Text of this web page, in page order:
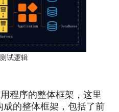
试逻辑
程序的整体框架，这里
的整体框架，包括了前